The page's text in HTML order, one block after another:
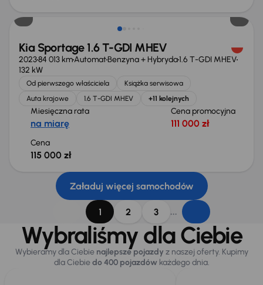
Możliwość odliczenia VAT
Kia Sportage 1.6 T-GDI MHEV
202384 013 kmAutomatBenzyna + Hybryda1.6 T-GDI MHEV
132 kW
Od pierwszego właściciela
Książka serwisowa
Auta krajowe
1.6 T-GDI MHEV +11 kolejnych
Miesięczna rata
na miarę
Cena promocyjna
111 000 zł
Cena
115 000 zł
Załaduj więcej samochodów
1 2 3 ...
Wybraliśmy dla Ciebie
Wybieramy dla Ciebie najlepsze pojazdy z naszej oferty. Kupimy
dla Ciebiedo 400 pojazdówkażdego dnia.